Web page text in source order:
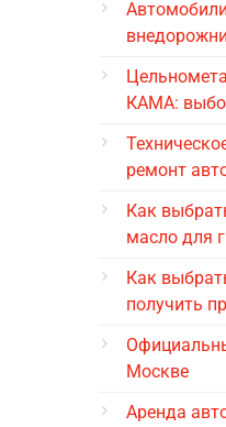
КАМА:
ремонт
Как
масло для
Как
получить
Москве
Аренда